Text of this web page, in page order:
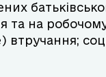
на робочому